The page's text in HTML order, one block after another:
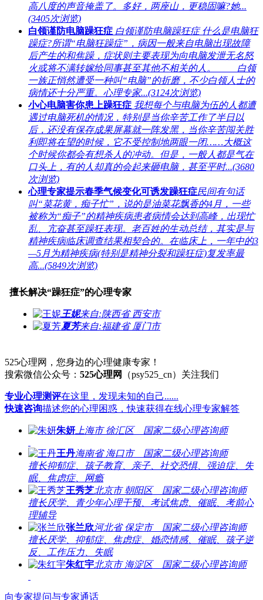
高八度的声音掩盖了。多好，两座山，更稳固嘛?她...
(3405次浏览)
白领谨防电脑躁狂症 白领谨防电脑躁狂症 什么是电脑狂
躁症?所谓“电脑狂躁症”，病因一般来自电脑出现故障
后产生的和焦躁，症状则主要表现为向电脑发泄无名怒
火或将不满转嫁给同事甚至其他不相关的人。 白领
一族正悄然遭受一种叫“电脑”的折磨，不少白领人士的
病情还十分严重。心理专家...(3124次浏览)
小心电脑害你患上躁狂症 我想每个与电脑为伍的人都遭
遇过电脑死机的情况，特别是当你辛苦工作了半日以
后，还没有保存成果屏幕就一阵发黑，当你辛苦闯关胜
利即将在望的时候，它不受控制地两眼一闭……大概这
个时候你都会有想杀人的冲动。但是，一般人都是气在
口头上，有的人却真的会起来砸电脑，甚至平时...(3680
次浏览)
心理专家提示春季气候变化可诱发躁狂症民间有句话
叫“菜花黄，痴子忙”，说的是油菜花飘香的4月，一些
被称为“痴子”的精神疾病患者病情会达到高峰，出现忙
乱、亢奋甚至躁狂表现。老百姓的生动总结，其实是与
精神疾病临床调查结果相契合的。在临床上，一年中的3
—5月为精神疾病(特别是精神分裂和躁狂症)复发率最
高...(5849次浏览)
擅长解决“躁狂症”的心理专家
王妮来自:陕西省 西安市
夏芳来自:福建省 厦门市
525心理网，您身边的心理健康专家！
搜索微信公众号： 525心理网 （psy525_cn）关注我们
专业心理测评在这里，发现未知的自己......
快速咨询描述您的心理困惑，快速获得在线心理专家解答
朱妍上海市 徐汇区 国家二级心理咨询师
王丹海南省 海口市 国家二级心理咨询师
擅长抑郁症、孩子教育、亲子、社交恐惧、强迫症、失
眠、焦虑症、网瘾
王秀芝北京市 朝阳区 国家二级心理咨询师
擅长厌学、青少年心理干预、考试焦虑、催眠、考前心
理辅导
张兰欣河北省 保定市 国家二级心理咨询师
擅长厌学、抑郁症、焦虑症、婚恋情感、催眠、孩子逆
反、工作压力、失眠
朱红宇北京市 海淀区 国家二级心理咨询师
向专家提问与专家通话